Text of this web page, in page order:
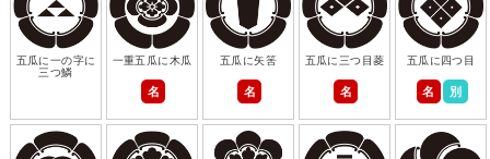
五瓜に一の字に
三つ鱗
一重五瓜に木瓜
名
五瓜に矢筈
名
五瓜に三つ目菱
名
五瓜に四つ目
名 別